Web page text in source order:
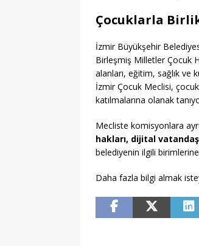
Çocuklarla
İzmir Büyükşehir
Birleşmiş Milletler Çocuk
alanları, eğitim, sağlık ve
İzmir Çocuk Meclisi,
katılmalarına olanak
Mecliste komisyonlara
hakları, dijital
belediyenin ilgili
Daha fazla bilgi almak